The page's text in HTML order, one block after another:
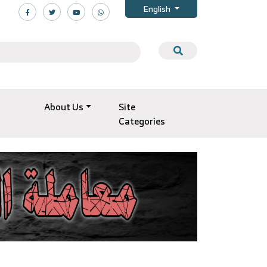
English
About Us
Site
Categories